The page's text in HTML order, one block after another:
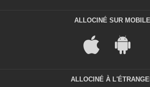
ALLOCINÉ SUR MOBILE
ALLOCINÉ À